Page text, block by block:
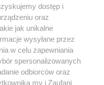
dostęp i
oraz
jak unikalne
wysyłane przez
w celu zapewniania
spersonalizowanych
odbiorców oraz
my i Zaufani